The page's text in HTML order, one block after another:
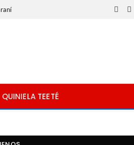
X
QUINIELA TEETÉ